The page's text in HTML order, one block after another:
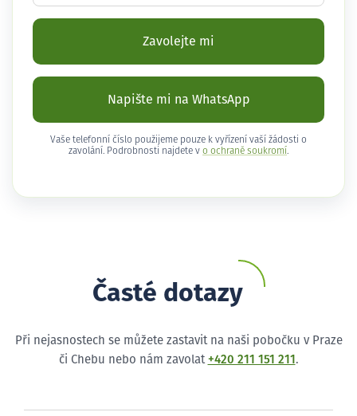
Zavolejte mi
Napište mi na WhatsApp
Vaše telefonní číslo použijeme pouze k vyřízení vaší žádosti o
zavolání. Podrobnosti najdete v o ochraně soukromí .
Časté dotazy
Při nejasnostech se můžete zastavit na naši pobočku v Praze
či Chebu nebo nám zavolat +420 211 151 211 .